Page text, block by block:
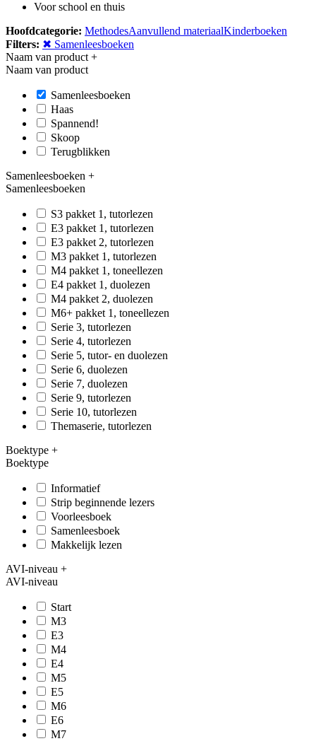
Voor school en thuis
Hoofdcategorie: MethodesAanvullend materiaalKinderboeken
Filters: ✖ Samenleesboeken
Naam van product +
Naam van product
Samenleesboeken
Haas
Spannend!
Skoop
Terugblikken
Samenleesboeken +
Samenleesboeken
S3 pakket 1, tutorlezen
E3 pakket 1, tutorlezen
E3 pakket 2, tutorlezen
M3 pakket 1, tutorlezen
M4 pakket 1, toneellezen
E4 pakket 1, duolezen
M4 pakket 2, duolezen
M6+ pakket 1, toneellezen
Serie 3, tutorlezen
Serie 4, tutorlezen
Serie 5, tutor- en duolezen
Serie 6, duolezen
Serie 7, duolezen
Serie 9, tutorlezen
Serie 10, tutorlezen
Themaserie, tutorlezen
Boektype +
Boektype
Informatief
Strip beginnende lezers
Voorleesboek
Samenleesboek
Makkelijk lezen
AVI-niveau +
AVI-niveau
Start
M3
E3
M4
E4
M5
E5
M6
E6
M7